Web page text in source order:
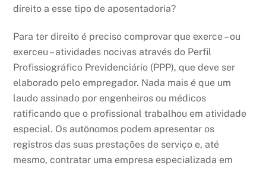
direito a esse tipo de aposentadoria?
Para ter direito é preciso comprovar que exerce – ou
exerceu – atividades nocivas através do Perfil
Profissiográfico Previdenciário (PPP), que deve ser
elaborado pelo empregador. Nada mais é que um
laudo assinado por engenheiros ou médicos
ratificando que o profissional trabalhou em atividade
especial. Os autônomos podem apresentar os
registros das suas prestações de serviço e, até
mesmo, contratar uma empresa especializada em